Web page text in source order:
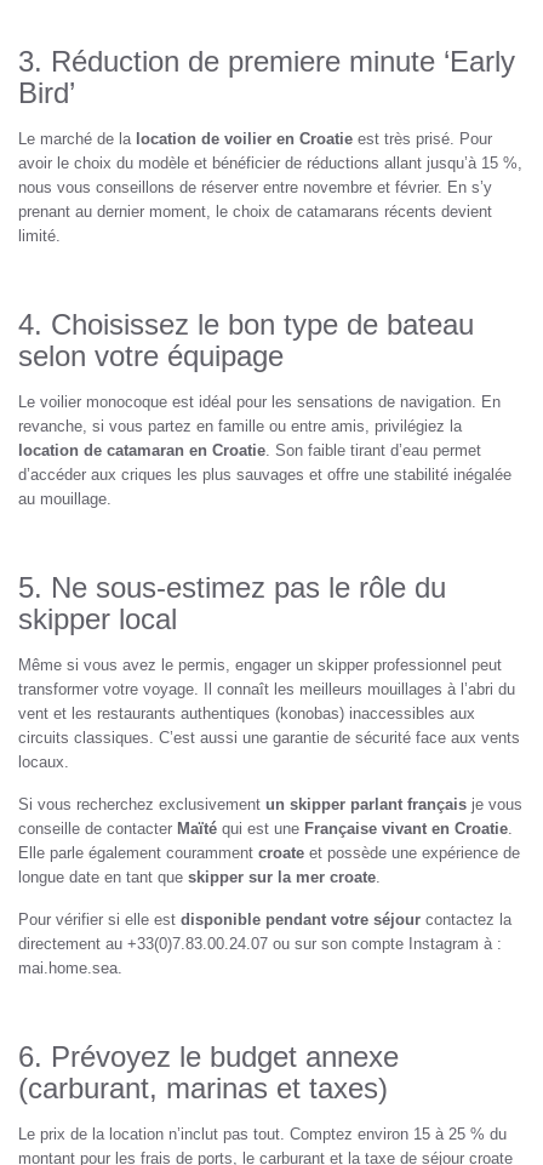
3. Réduction de premiere minute ‘Early
Bird’
Le marché de la location de voilier en Croatie est très prisé. Pour
avoir le choix du modèle et bénéficier de réductions allant jusqu’à 15 %,
nous vous conseillons de réserver entre novembre et février. En s’y
prenant au dernier moment, le choix de catamarans récents devient
limité.
4. Choisissez le bon type de bateau
selon votre équipage
Le voilier monocoque est idéal pour les sensations de navigation. En
revanche, si vous partez en famille ou entre amis, privilégiez la
location de catamaran en Croatie . Son faible tirant d’eau permet
d’accéder aux criques les plus sauvages et offre une stabilité inégalée
au mouillage.
5. Ne sous-estimez pas le rôle du
skipper local
Même si vous avez le permis, engager un skipper professionnel peut
transformer votre voyage. Il connaît les meilleurs mouillages à l’abri du
vent et les restaurants authentiques (konobas) inaccessibles aux
circuits classiques. C’est aussi une garantie de sécurité face aux vents
locaux.
Si vous recherchez exclusivement un skipper parlant français je vous
conseille de contacter Maïté qui est une Française vivant en Croatie
Elle parle également couramment croate et possède une expérience de
longue date en tant que skipper sur la mer croate
Pour vérifier si elle est disponible pendant votre séjour contactez la
directement au +33(0)7.83.00.24.07 ou sur son compte Instagram à :
mai.home.sea.
6. Prévoyez le budget annexe
(carburant, marinas et taxes)
Le prix de la location n’inclut pas tout. Comptez environ 15 à 25 % du
montant pour les frais de ports, le carburant et la taxe de séjour croate